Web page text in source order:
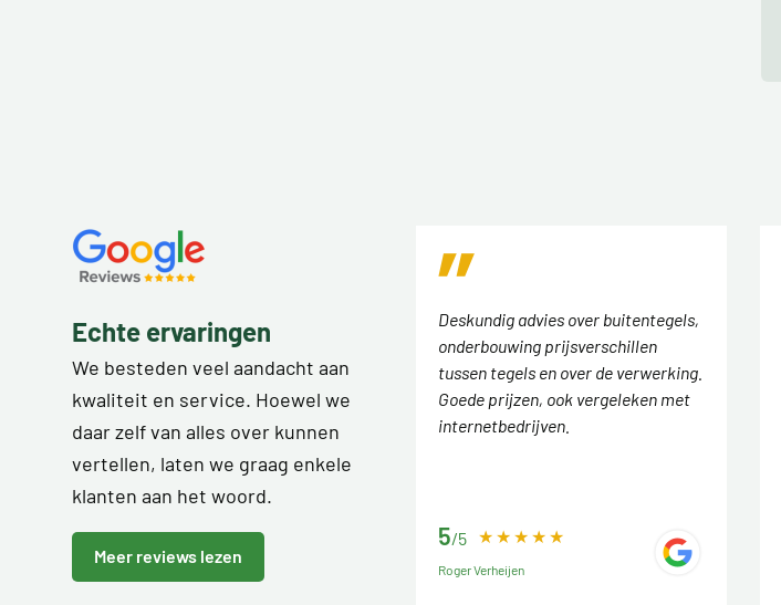
Echte ervaringen
We besteden veel aandacht aan
kwaliteit en service. Hoewel we
daar zelf van alles over kunnen
vertellen, laten we graag enkele
klanten aan het woord.
Meer reviews lezen
Deskundig advies over buitentegels,
onderbouwing prijsverschillen
tussen tegels en over de verwerking.
Goede prijzen, ook vergeleken met
internetbedrijven.
5/5
Roger Verheijen